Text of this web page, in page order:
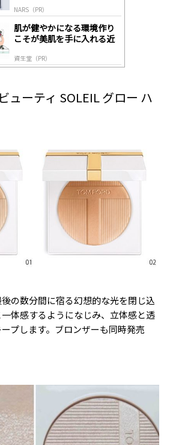
NARS（PR）
肌が健やかになる環境作り
こそが美肌を手に入れる近
資生堂（PR）
ューティ SOLEIL グロー ハ
の数分間に宿る幻想的な光を閉じ込
体感するようになじみ、立体感と透
プします。ブロンザーも同時発売